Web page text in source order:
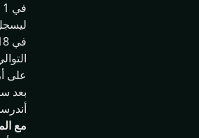
على
أندرسون
مع